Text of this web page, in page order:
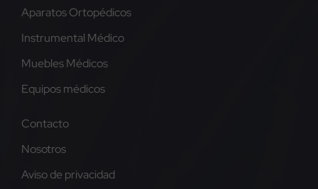
Aparatos Ortopédicos
Instrumental Médico
Muebles Médicos
Equipos médicos
Contacto
Nosotros
Aviso de privacidad